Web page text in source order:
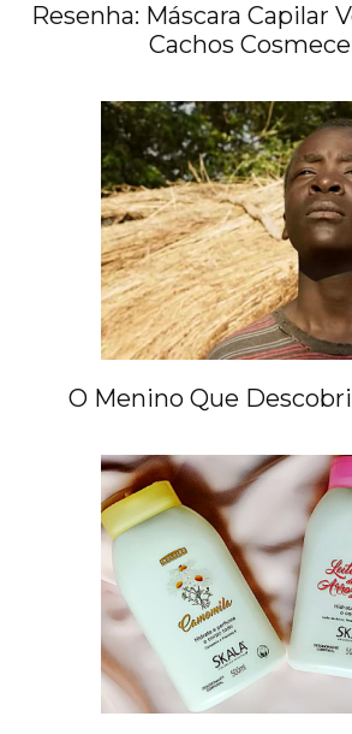
Resenha: Máscara Capilar
Cachos
O Menino Que